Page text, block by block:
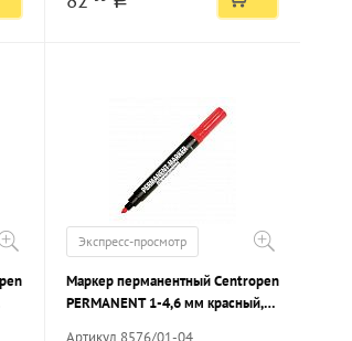
Экспресс-просмотр
Маркер перманентный Centropen
PERMANENT 1-4,6 мм красный,
Артикул 8576/01-04